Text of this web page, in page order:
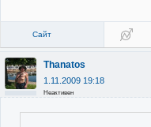
Сайт
Thanatos
1.11.2009 19:18
Неактивен